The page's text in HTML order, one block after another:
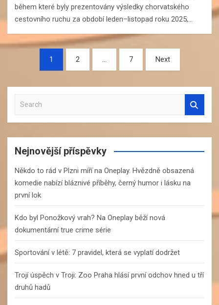
během které byly prezentovány výsledky chorvatského
cestovního ruchu za období leden–listopad roku 2025,…
Navigace
příspěvky
1 2 … 7 Next
a
r
c
Nejnovější příspěvky
Někdo to rád v Plzni míří na Oneplay. Hvězdně obsazená
komedie nabízí bláznivé příběhy, černý humor i lásku na
první lok
Kdo byl Ponožkový vrah? Na Oneplay běží nová
dokumentární true crime série
Sportování v létě: 7 pravidel, která se vyplatí dodržet
Trojí úspěch v Troji: Zoo Praha hlásí první odchov hned u tří
druhů hadů